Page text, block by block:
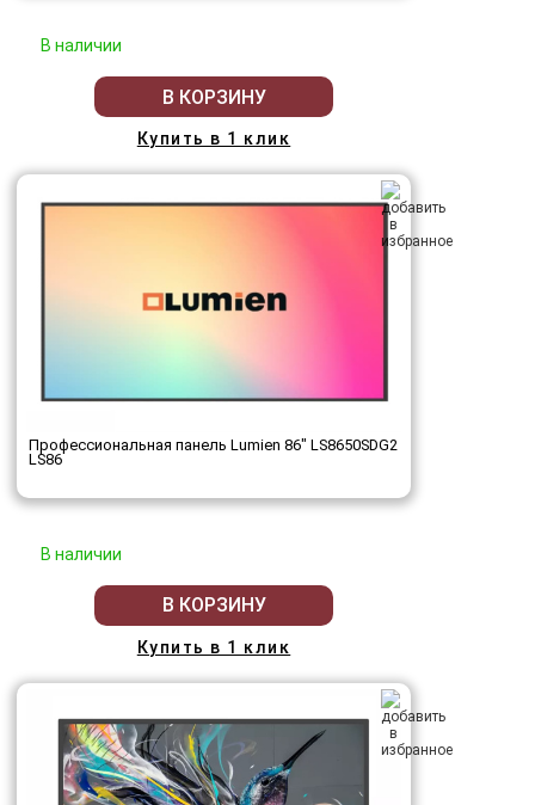
В наличии
В КОРЗИНУ
Купить в 1 клик
Профессиональная панель Lumien 86" LS8650SDG2
LS86
В наличии
В КОРЗИНУ
Купить в 1 клик